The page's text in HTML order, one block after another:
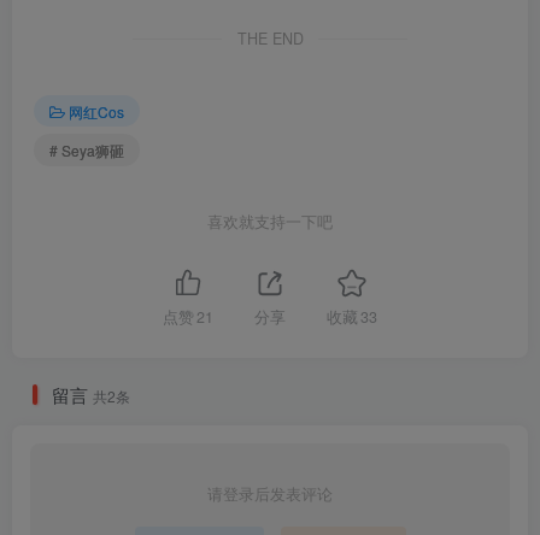
Seya-狮砸 – NO.037 崩坏：星穹铁道 停云 [12P-147MB]
[7.12]
Seya-狮砸 – NO.036 碧蓝航线 柴郡 旗袍 [12P-140MB]
Seya-狮砸 – NO.035 孤独摇滚 后藤一里 女仆[14P-162.3M]
Seya-狮砸 – NO.034 碧蓝航线 武藏 泳装[13P-150.9M]
[6.25]
THE END
网红Cos
# Seya狮砸
喜欢就支持一下吧
点赞 21 分享 收藏 33
留言 共2条
请登录后发表评论